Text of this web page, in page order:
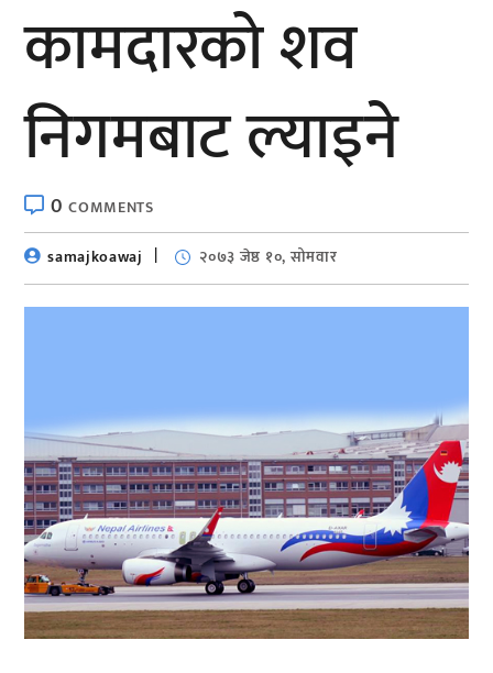
कामदारको शव
निगमबाट ल्याइने
0COMMENTS
samajkoawaj
२०७३ जेष्ठ १०, सोमवार